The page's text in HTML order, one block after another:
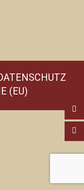
(EU)